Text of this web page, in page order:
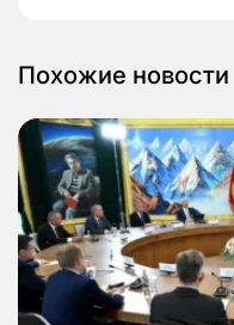
Похожие новости